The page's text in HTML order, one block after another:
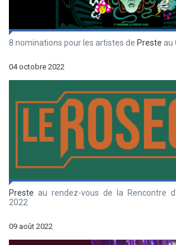
8 nominations pour les artistes de Preste au
04 octobre 2022
Preste au rendez-vous de la Rencontre
2022
09 août 2022